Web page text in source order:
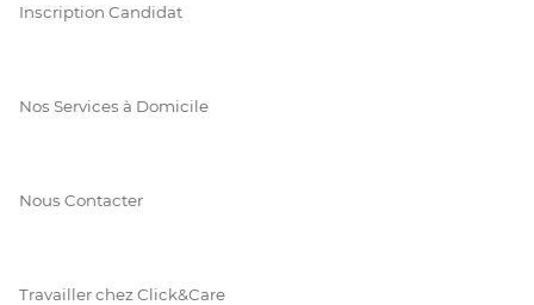
Inscription Candidat
Nos Services à Domicile
Nous Contacter
Travailler chez Click&Care